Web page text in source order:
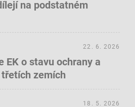
na podstatném
EK o stavu ochrany a
zemích
22. 6. 2026
18. 5. 2026